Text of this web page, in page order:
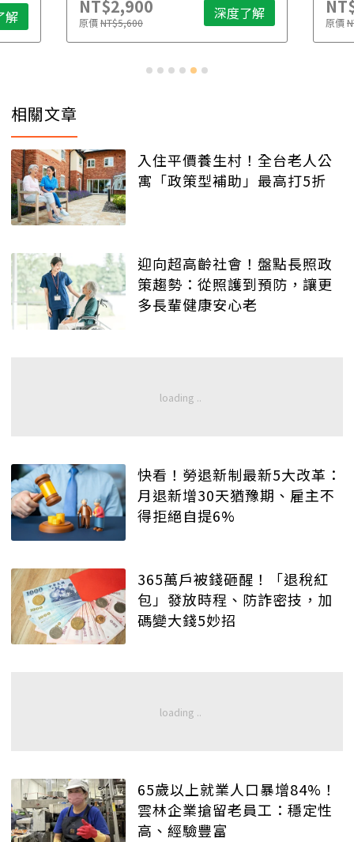
解 NT$2,900
原價NT$5,600 深度了解 原價
相關文章
入住平價養生村！全台老人公
寓「政策型補助」最高打5折
迎向超高齡社會！盤點長照政
策趨勢：從照護到預防，讓更
多長輩健康安心老
快看！勞退新制最新5大改革：
月退新增30天猶豫期、雇主不
得拒絕自提6%
365萬戶被錢砸醒！「退稅紅
包」發放時程、防詐密技，加
碼變大錢5妙招
65歲以上就業人口暴增84%！
雲林企業搶留老員工：穩定性
高、經驗豐富